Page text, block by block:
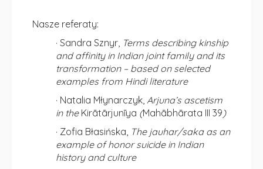
Nasze referaty:
· Sandra Sznyr, Terms describing kinship
and affinity in Indian joint family and its
transformation – based on selected
examples from Hindi literature
· Natalia Młynarczyk, Arjuna’s ascetism
in the Kirātārjunīya (Mahābhārata III 39 )
· Zofia Błasińska, The jauhar/saka as an
example of honor suicide in Indian
history and culture